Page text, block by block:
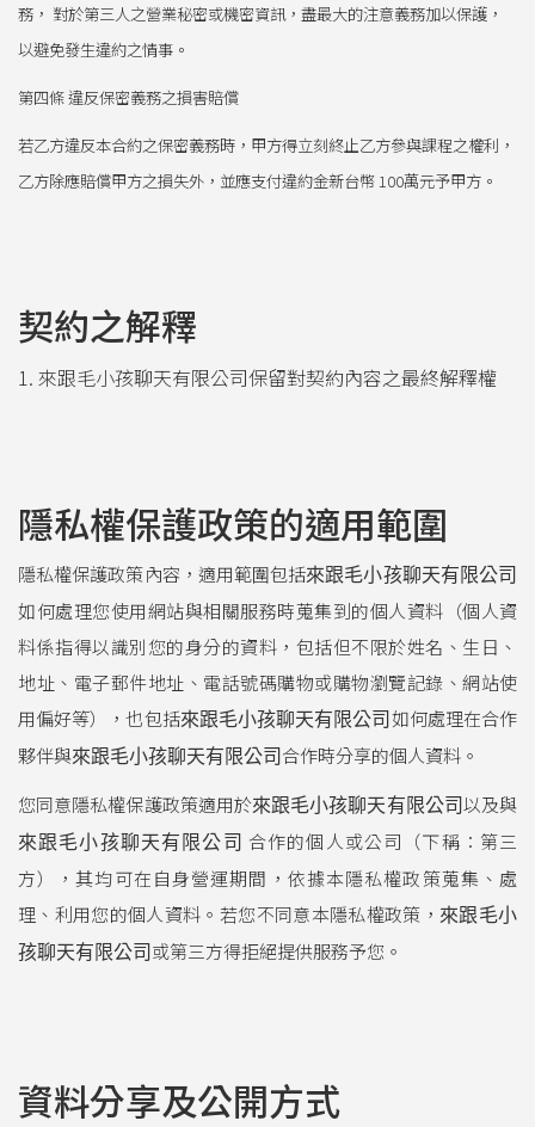
務， 對於第三人之營業秘密或機密資訊，盡最大的注意義務加以保護，
以避免發生違約之情事。
第四條 違反保密義務之損害賠償
若乙方違反本合約之保密義務時，甲方得立刻終止乙方參與課程之權利，
乙方除應賠償甲方之損失外，並應支付違約金新台幣 100萬元予甲方。
契約之解釋
1. 來跟毛小孩聊天有限公司保留對契約內容之最終解釋權
隱私權保護政策的適用範圍
隱私權保護政策內容，適用範圍包括來跟毛小孩聊天有限公司
如何處理您使用網站與相關服務時蒐集到的個人資料（個人資
料係指得以識別您的身分的資料，包括但不限於姓名、生日、
地址、電子郵件地址、電話號碼購物或購物瀏覽記錄、網站使
用偏好等），也包括來跟毛小孩聊天有限公司 如何處理在合作
夥伴與來跟毛小孩聊天有限公司 合作時分享的個人資料。
您同意隱私權保護政策適用於來跟毛小孩聊天有限公司以及與
來跟毛小孩聊天有限公司 合作的個人或公司（下稱：第三
方），其均可在自身營運期間，依據本隱私權政策蒐集、處
理、利用您的個人資料。若您不同意本隱私權政策， 來跟毛小
孩聊天有限公司 或第三方得拒絕提供服務予您。
資料分享及公開方式